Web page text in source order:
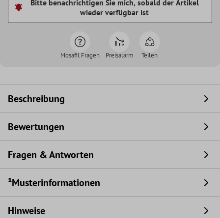
Bitte benachrichtigen Sie mich, sobald der Artikel
wieder verfügbar ist
Mosafil Fragen Preisalarm Teilen
Beschreibung
Bewertungen
Fragen & Antworten
¹Musterinformationen
Hinweise